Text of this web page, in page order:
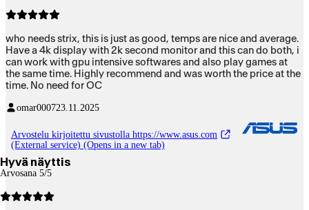
who needs strix, this is just as good, temps are nice and average.
Have a 4k display with 2k second monitor and this can do both, i
can work with gpu intensive softwares and also play games at
the same time. Highly recommend and was worth the price at the
time. No need for OC
omar000723.11.2025
Arvostelu kirjoitettu sivustolla https://www.asus.com
(External service) (Opens in a new tab)
Hyvä näyttis
Arvosana 5/5